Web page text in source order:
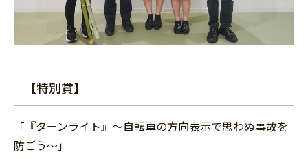
【特別賞】
「『ターンライト』～自転車の方向表示で思わぬ事故を
防ごう～」